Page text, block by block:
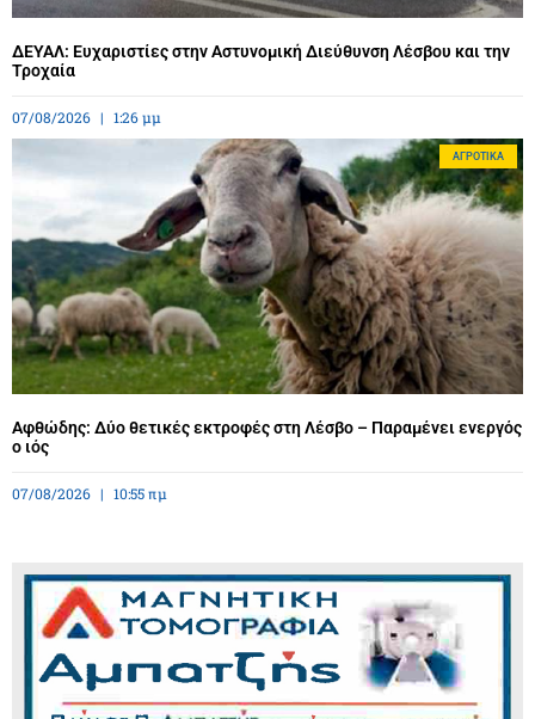
ΔΕΥΑΛ: Ευχαριστίες στην Αστυνομική Διεύθυνση Λέσβου και την
Τροχαία
07/08/2026 1:26 μμ
ΑΓΡΟΤΙΚΆ
Αφθώδης: Δύο θετικές εκτροφές στη Λέσβο – Παραμένει ενεργός
ο ιός
07/08/2026 10:55 πμ